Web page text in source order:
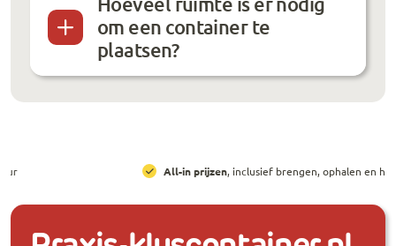
om een container te
plaatsen?
All-in prijzen, inclusief brengen, ophalen en huur